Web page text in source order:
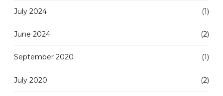
July 2024 (1)
June 2024 (2)
September 2020 (1)
July 2020 (2)